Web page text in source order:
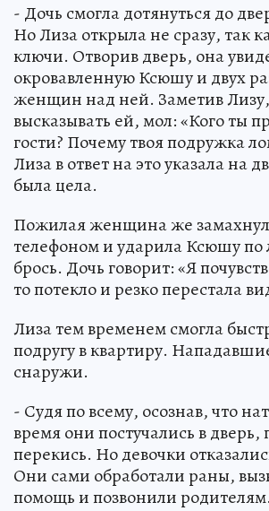
- Дочь смогла дотянуться до
Но Лиза открыла не сразу, так
ключи. Отворив дверь, она
окровавленную Ксюшу и двух
женщин над ней. Заметив
высказывать ей, мол: «Кого ты
гости? Почему твоя подружка
Лиза в ответ на это указала на
была цела.
Пожилая женщина же
телефоном и ударила Ксюшу по
брось. Дочь говорит: «Я
то потекло и резко перестала
Лиза тем временем смогла
подругу в квартиру.
снаружи.
- Судя по всему, осознав, что
время они постучались в
перекись. Но девочки
Они сами обработали раны,
помощь и позвонили родителям.